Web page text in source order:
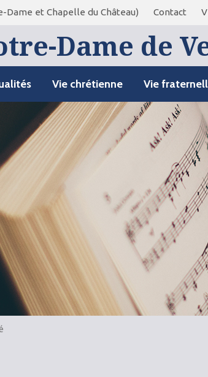
Dame et Chapelle du Château) Contact
Dame de
Vie chrétienne Vie